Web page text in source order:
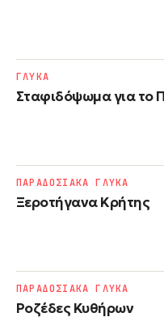
Σταφιδόψωμα για το
ΓΛΥΚΑ
Ξεροτήγανα Κρήτης
ΠΑΡΑΔΟΣΙΑΚΑ ΓΛΥΚΑ
Ροζέδες Κυθήρων
ΠΑΡΑΔΟΣΙΑΚΑ ΓΛΥΚΑ